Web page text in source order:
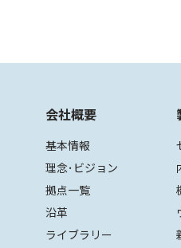
会社概要
基本情報
理念･ビジョン
拠点一覧
沿革
ライブラリー